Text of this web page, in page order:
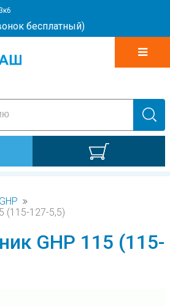
бесплатный)
GHP
(115-127-5,5)
GHP 115 (115-